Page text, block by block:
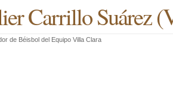
Carrillo Suárez(
de Béisbol del Equipo Villa Clara